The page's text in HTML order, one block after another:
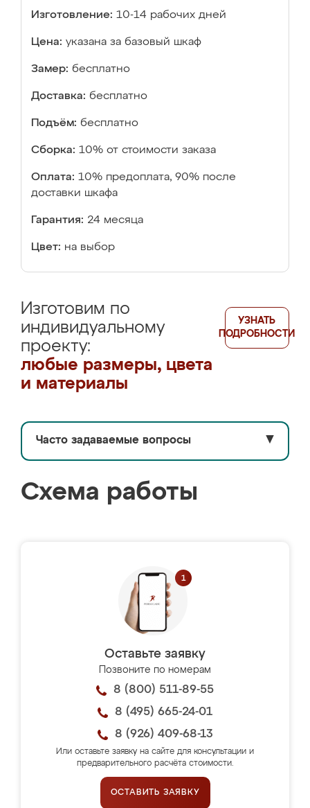
Изготовление: 10-14 рабочих дней
Цена: указана за базовый шкаф
Замер: бесплатно
Доставка: бесплатно
Подъём: бесплатно
Сборка: 10% от стоимости заказа
Оплата: 10% предоплата, 90% после
доставки шкафа
Гарантия: 24 месяца
Цвет: на выбор
Изготовим по
индивидуальному
проекту:
любые размеры, цвета
и материалы
УЗНАТЬ
ПОДРОБНОСТИ
Часто задаваемые вопросы ▼
Схема работы
Оставьте заявку
Позвоните по номерам
8 (800) 511-89-55
8 (495) 665-24-01
8 (926) 409-68-13
Или оставьте заявку на сайте для консультации и
предварительного расчёта стоимости.
ОСТАВИТЬ ЗАЯВКУ